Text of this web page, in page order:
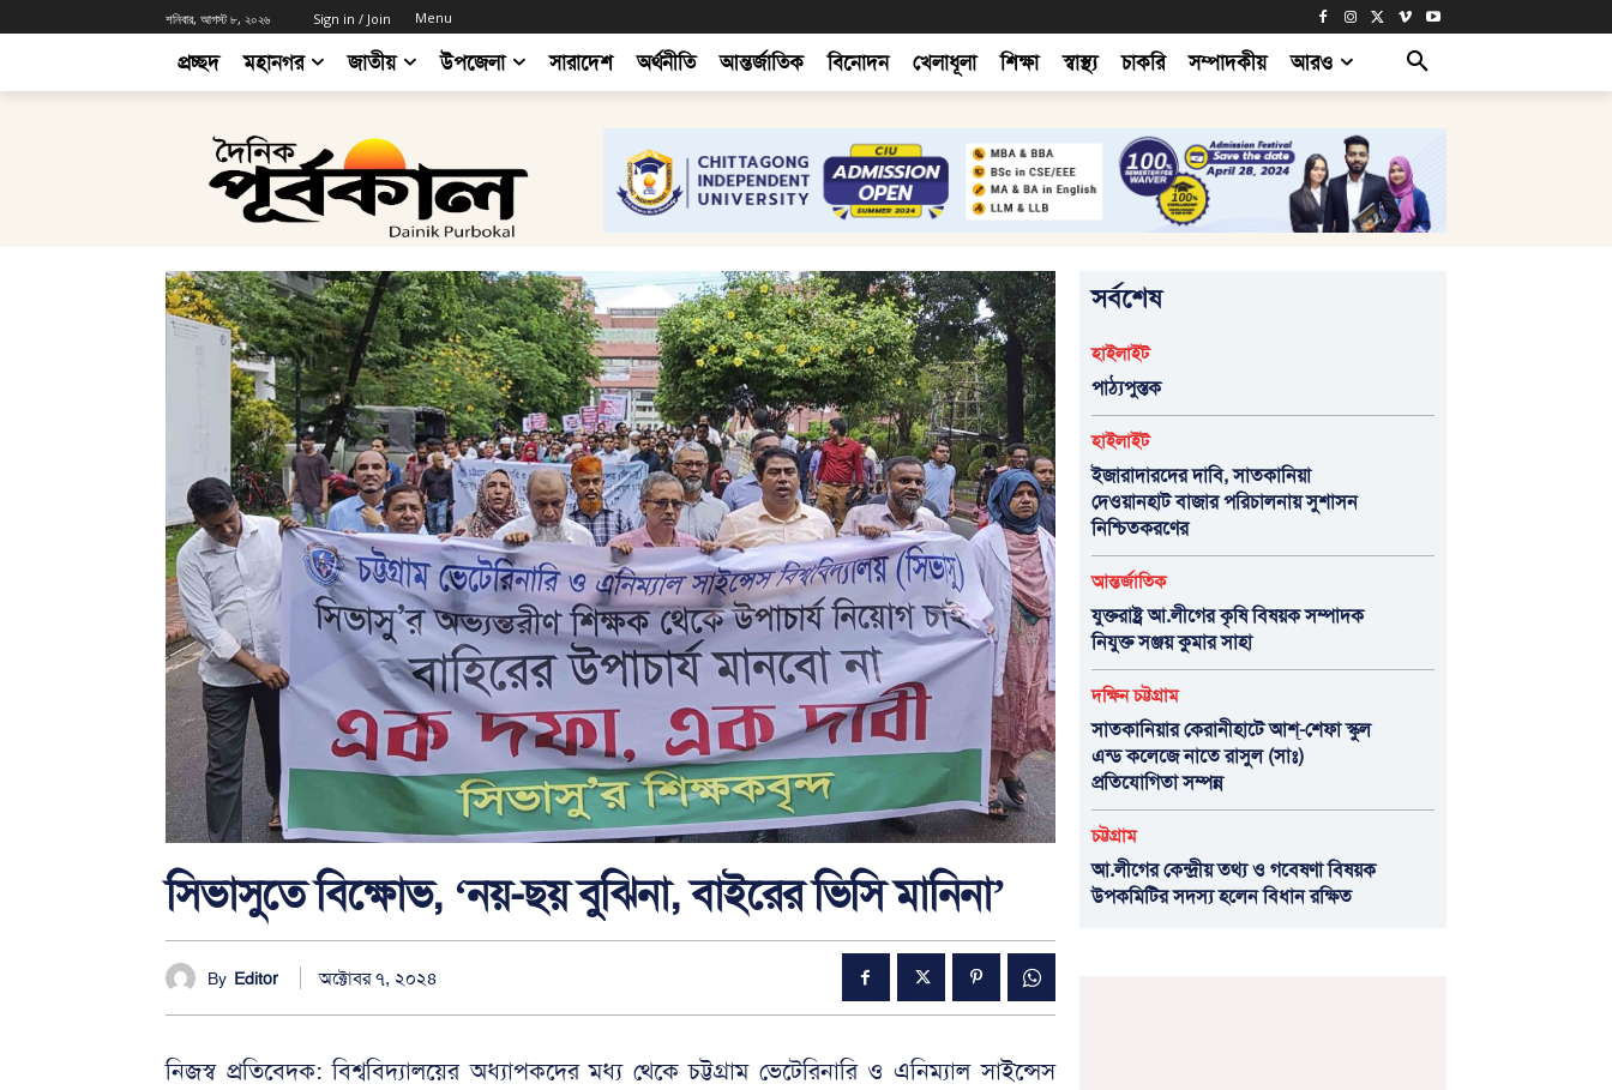
শনিবার, আগস্ট ৮, ২০২৬ Sign in / Join Menu
প্রচ্ছদ মহানগর জাতীয় উপজেলা সারাদেশ অর্থনীতি আন্তর্জাতিক বিনোদন খেলাধূলা শিক্ষা স্বাস্থ্য চাকরি সম্পাদকীয় আরও
সিভাসুতে বিক্ষোভ, ‘নয়-ছয় বুঝিনা, বাইরের ভিসি মানিনা’
By Editor অক্টোবর ৭, ২০২৪
নিজস্ব প্রতিবেদক: বিশ্ববিদ্যালয়ের অধ্যাপকদের মধ্য থেকে চট্টগ্রাম ভেটেরিনারি ও এনিম্যাল সাইন্সেস
সর্বশেষ
হাইলাইট
পাঠ্যপুস্তক
হাইলাইট
ইজারাদারদের দাবি, সাতকানিয়া
দেওয়ানহাট বাজার পরিচালনায় সুশাসন
নিশ্চিতকরণের
আন্তর্জাতিক
যুক্তরাষ্ট্র আ.লীগের কৃষি বিষয়ক সম্পাদক
নিযুক্ত সঞ্জয় কুমার সাহা
দক্ষিন চট্টগ্রাম
সাতকানিয়ার কেরানীহাটে আশ্-শেফা স্কুল
এন্ড কলেজে নাতে রাসুল (সাঃ)
প্রতিযোগিতা সম্পন্ন
চট্টগ্রাম
আ.লীগের কেন্দ্রীয় তথ্য ও গবেষণা বিষয়ক
উপকমিটির সদস্য হলেন বিধান রক্ষিত